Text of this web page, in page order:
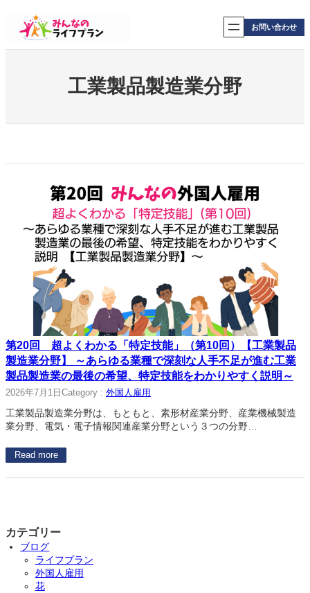
ス
お問い合わせ
工業製品製造業分野
第20回 超よくわかる「特定技能」（第10回）【工業製品
製造業分野】 ～あらゆる業種で深刻な人手不足が進む工業
製品製造業の最後の希望、特定技能をわかりやすく説明～
2026年7月1日 Category : 外国人雇用
工業製品製造業分野は、もともと、素形材産業分野、産業機械製造
業分野、電気・電子情報関連産業分野という３つの分野…
Read more
カテゴリー
ブログ
ライフプラン
外国人雇用
花